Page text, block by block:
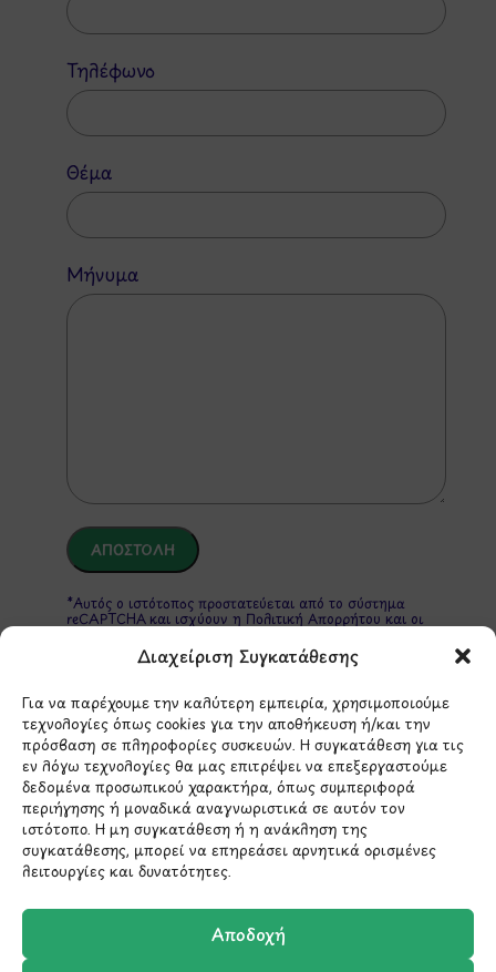
Διαχείριση Συγκατάθεσης
Για να παρέχουμε την καλύτερη εμπειρία, χρησιμοποιούμε
τεχνολογίες όπως cookies για την αποθήκευση ή/και την
πρόσβαση σε πληροφορίες συσκευών. Η συγκατάθεση για τις
εν λόγω τεχνολογίες θα μας επιτρέψει να επεξεργαστούμε
δεδομένα προσωπικού χαρακτήρα, όπως συμπεριφορά
περιήγησης ή μοναδικά αναγνωριστικά σε αυτόν τον
ιστότοπο. Η μη συγκατάθεση ή η ανάκληση της
συγκατάθεσης, μπορεί να επηρεάσει αρνητικά ορισμένες
λειτουργίες και δυνατότητες.
Αποδοχή
Τηλέφωνο
Θέμα
Μήνυμα
*Αυτός ο ιστότοπος προστατεύεται από το σύστημα
reCAPTCHA και ισχύουν η Πολιτική Απορρήτου και οι
ΣΤΟΙΧΕΙΑ ΕΠΙΚΟΙΝΩΝΙΑΣ
Holargos Center (Ισόγειο)
Λ.Περικλέους 56,
Χολαργός 15561
210 6522282